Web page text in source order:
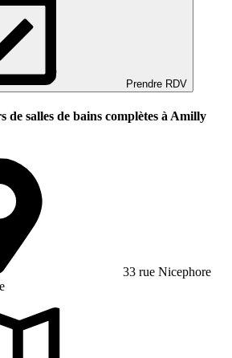
Prendre RDV
de salles de bains complètes à Amilly
33 rue Nicephore